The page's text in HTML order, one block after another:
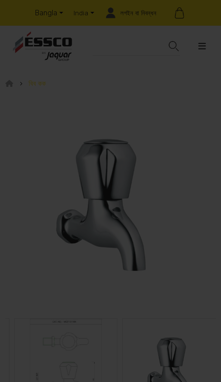
Bangla India লগইন বা নিবন্ধন
বিব কক